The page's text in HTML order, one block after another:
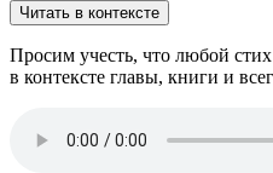
Читать в контексте
Просим учесть, что любой
в контексте главы, книги и